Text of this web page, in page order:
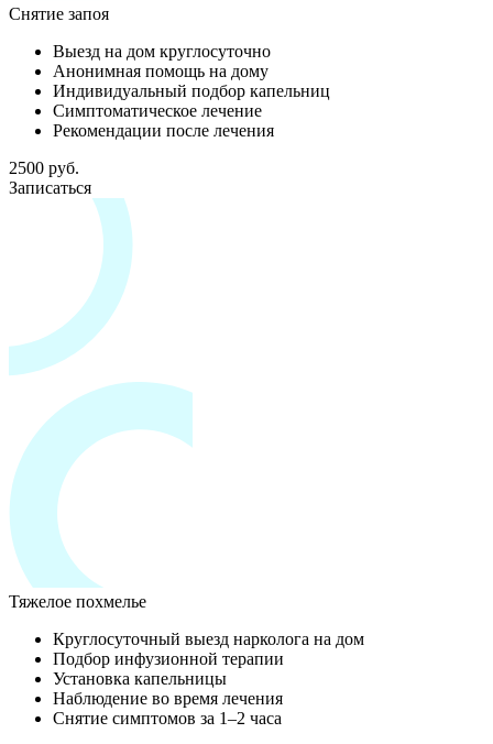
Снятие запоя
Выезд на дом круглосуточно
Анонимная помощь на дому
Индивидуальный подбор капельниц
Симптоматическое лечение
Рекомендации после лечения
2500 руб.
Записаться
Тяжелое похмелье
Круглосуточный выезд нарколога на дом
Подбор инфузионной терапии
Установка капельницы
Наблюдение во время лечения
Снятие симптомов за 1–2 часа